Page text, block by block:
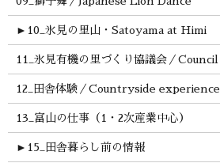
► 10_氷見の里山・Satoyama at Himi
11_氷見有機の里づくり協議会／Council
12_田舎体験／Countryside experience
13_富山の仕事（1・2次産業中心）
► 15_田舎暮らし前の情報